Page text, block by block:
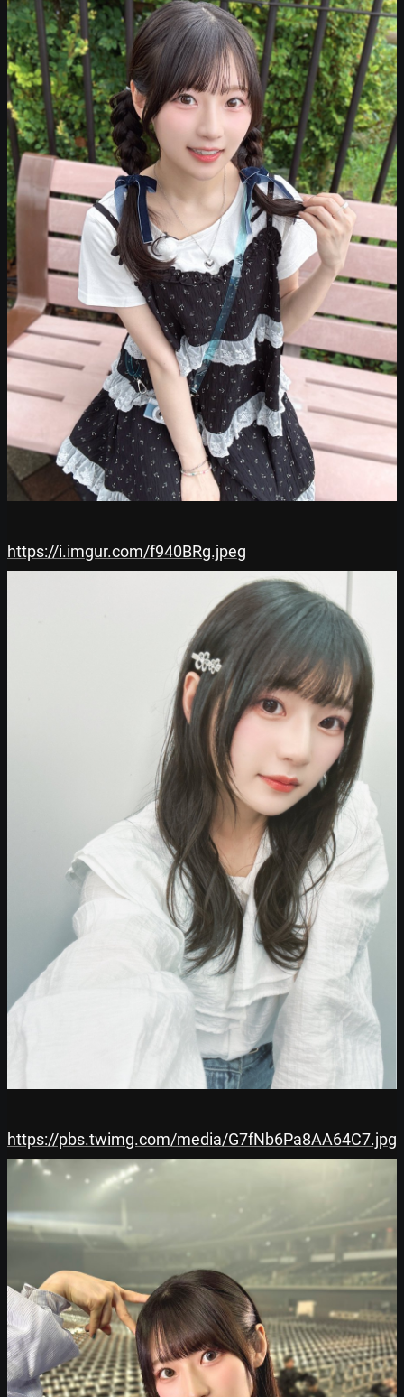
https://i.imgur.com/f940BRg.jpeg
https://pbs.twimg.com/media/G7fNb6Pa8AA64C7.jpg